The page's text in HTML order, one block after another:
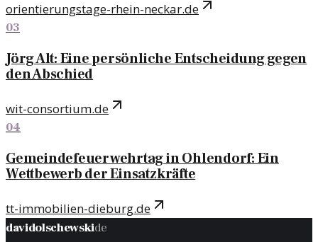
orientierungstage-rhein-neckar.de
03
Jörg Alt: Eine persönliche Entscheidung gegen
den Abschied
wit-consortium.de
04
Gemeindefeuerwehrtag in Ohlendorf: Ein
Wettbewerb der Einsatzkräfte
tt-immobilien-dieburg.de
davidolschewskide